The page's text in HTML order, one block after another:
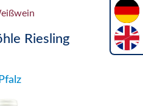
Riesling